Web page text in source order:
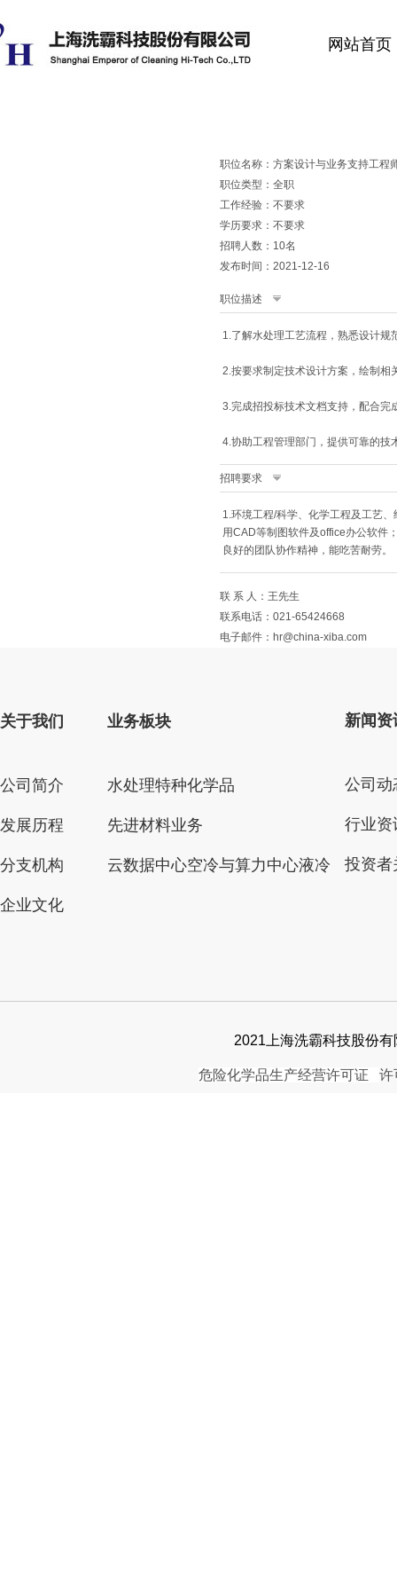
网站首页
职位名称：方案设计与业务支持工程
职位类型：全职
工作经验：不要求
学历要求：不要求
招聘人数：10名
发布时间：2021-12-16
职位描述
1.了解水处理工艺流程，熟悉设计规
2.按要求制定技术设计方案，绘制相
3.完成招投标技术文档支持，配合完
4.协助工程管理部门，提供可靠的技
招聘要求
1.环境工程/科学、化学工程及工艺
用CAD等制图软件及office办公软件
良好的团队协作精神，能吃苦耐劳。
联 系 人：王先生
联系电话：021-65424668
电子邮件：hr@china-xiba.com
新闻资
公司动
行业资
投资者
关于我们
公司简介
发展历程
分支机构
企业文化
2021上海洗霸科技股份
业务板块
水处理特种化学品
先进材料业务
云数据中心空冷与算力中心液冷
危险化学品生产经营许可证 许